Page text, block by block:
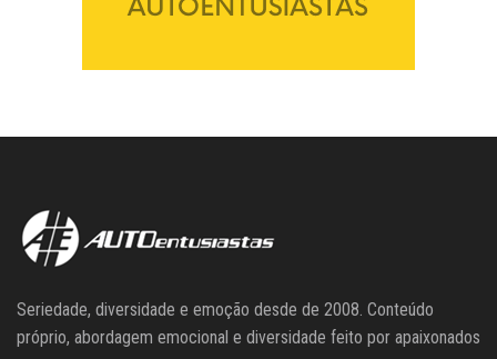
Seriedade, diversidade e emoção desde de 2008. Conteúdo
próprio, abordagem emocional e diversidade feito por apaixonados